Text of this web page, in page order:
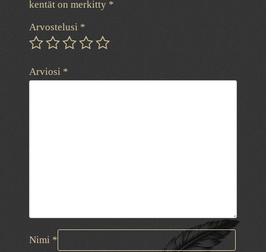
kentät on merkitty *
Arvostelusi *
Arviosi *
Nimi *